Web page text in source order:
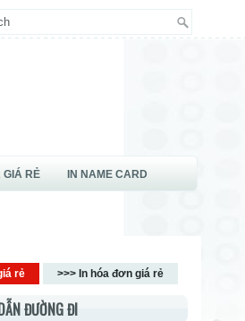
GIÁ RẺ IN NAME CARD
rẻ >>> In hóa đơn giá rẻ
ĐƯỜNG ĐI